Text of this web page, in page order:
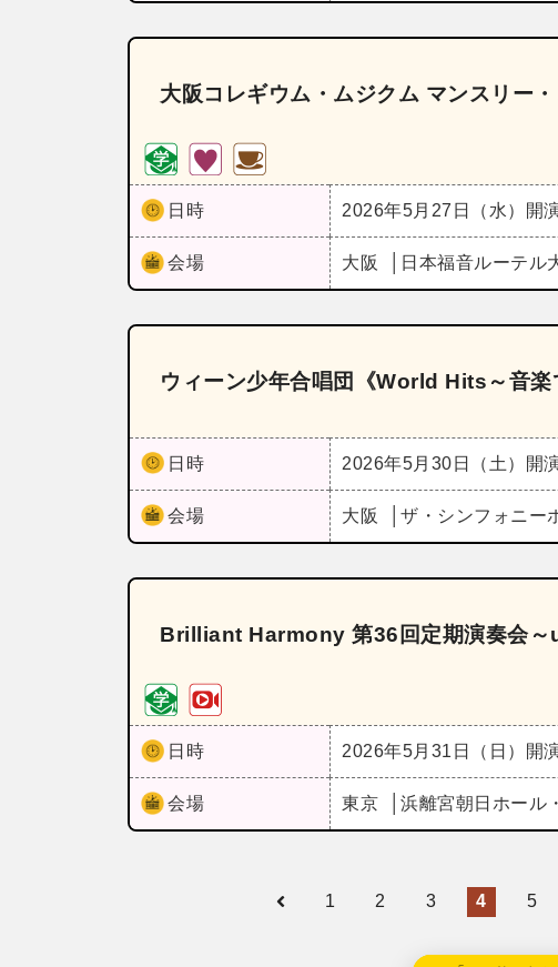
大阪コレギウム・ムジクム マンスリー
日時 2026年5月27日（水） 開
会場 大阪 日本福音ルーテル
ウィーン少年合唱団《World Hits～音楽
日時 2026年5月30日（土） 開
会場 大阪 ザ・シンフォニー
Brilliant Harmony 第36回定期演奏会
日時 2026年5月31日（日） 開
会場 東京 浜離宮朝日ホール
1 2 3 4 5